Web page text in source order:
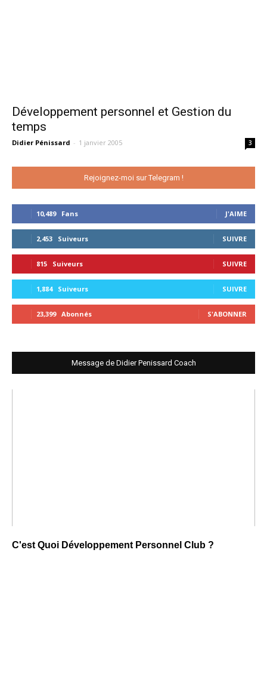
Développement personnel et Gestion du
temps
Didier Pénissard - 1 janvier 2005 3
Rejoignez-moi sur Telegram !
10,489 Fans J'AIME
2,453 Suiveurs SUIVRE
815 Suiveurs SUIVRE
1,884 Suiveurs SUIVRE
23,399 Abonnés S'ABONNER
Message de Didier Penissard Coach
C'est Quoi Développement Personnel Club ?